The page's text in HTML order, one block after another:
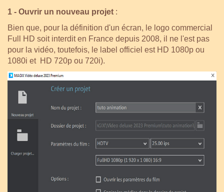
1 - Ouvrir un nouveau projet :
Bien que, pour la définition d'un écran, le logo commercial
Full HD soit interdit en France depuis 2008, il ne l'est pas
pour la vidéo, toutefois, le label officiel est HD 1080p ou
1080i et HD 720p ou 720i).